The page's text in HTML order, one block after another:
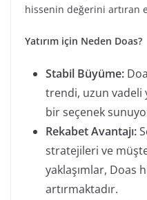
hissenin değerini artıran
Yatırım için Neden Doas?
Stabil Büyüme:
trendi, uzun vadeli
bir seçenek
Rekabet Avantajı:
stratejileri ve
yaklaşımlar, Doas
artırmaktadır.